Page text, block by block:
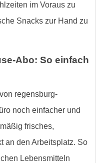
im Voraus zu
Snacks zur Hand zu
Abo: So einfach
regensburg-
noch einfacher und
frisches,
an den Arbeitsplatz. So
Lebensmitteln